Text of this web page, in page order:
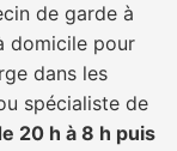
de garde à
domicile pour
dans les
spécialiste de
20 h à 8 h puis